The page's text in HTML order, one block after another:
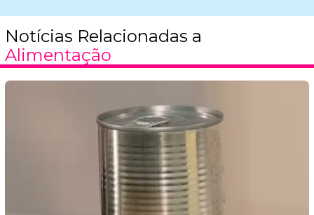
Notícias Relacionadas a
Alimentação